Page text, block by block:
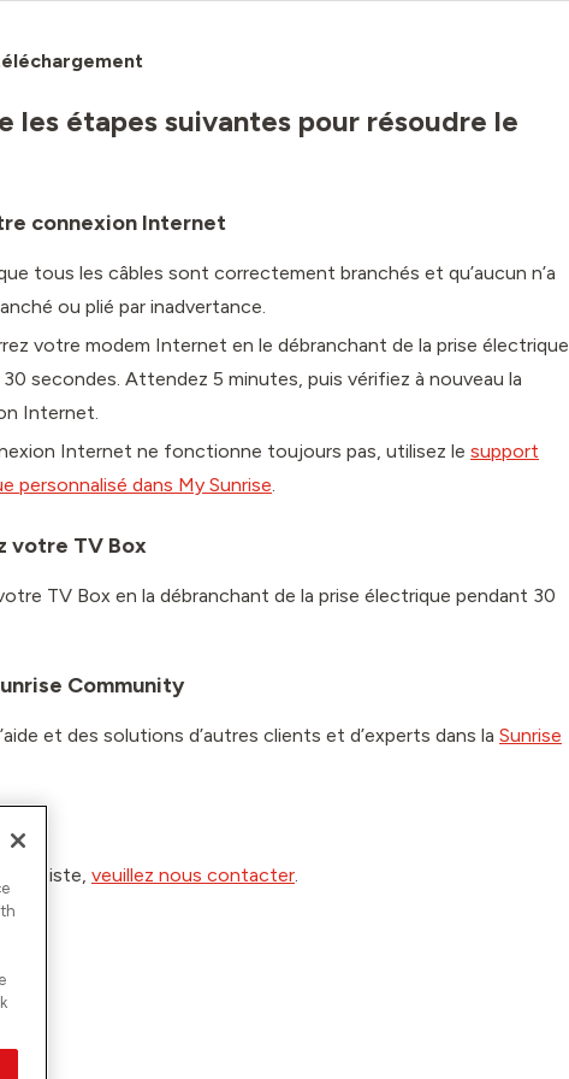
les étapes suivantes pour résoudre le
connexion Internet
tous les câbles sont correctement branchés et qu’aucun n’a
ou plié par inadvertance.
votre modem Internet en le débranchant de la prise électrique
secondes. Attendez 5 minutes, puis vérifiez à nouveau la
Internet.
Internet ne fonctionne toujours pas, utilisez le support
personnalisé dans My Sunrise.
votre TV Box
TV Box en la débranchant de la prise électrique pendant 30
Community
et des solutions d’autres clients et d’experts dans la Sunrise
persiste, veuillez nous contacter.